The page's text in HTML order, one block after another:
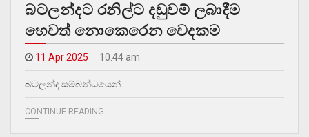
බටලන්දට රනිල්ට දඬුවම් ලබාදීම
හෙවත් නොකෙරෙන වෙදකම
11 Apr 2025 10.44 am
බටලන්ද සම්බන්ධයෙන්…
CONTINUE READING